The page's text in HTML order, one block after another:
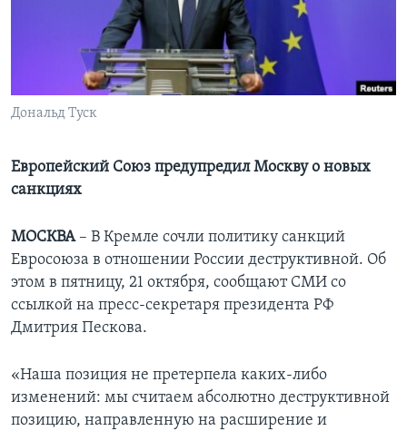
Learning English
СОЦИАЛЬНЫЕ СЕТИ
Языки
Дональд Туск
Европейский Союз предупредил Москву о новых
санкциях
МОСКВА– В Кремле сочли политику санкций
Евросоюза в отношении России деструктивной. Об
этом в пятницу, 21 октября, сообщают СМИ со
ссылкой на пресс-секретаря президента РФ
Дмитрия Пескова.
«Наша позиция не претерпела каких-либо
изменений: мы считаем абсолютно деструктивной
позицию, направленную на расширение и